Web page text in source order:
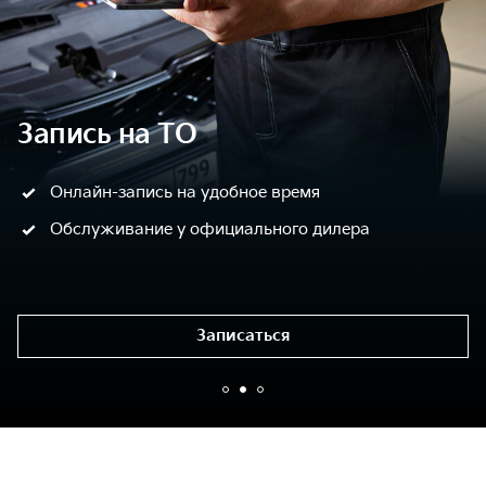
Запись на ТО
Онлайн-запись на удобное время
Обслуживание у официального дилера
Записаться